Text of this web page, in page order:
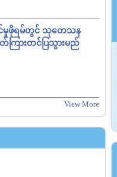
ဖိုရမ်တွင် သုတေသန
တ်ကြားတင်ပြသွားမည်
View More